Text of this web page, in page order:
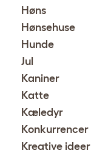
Høns
Hønsehuse
Hunde
Jul
Kaniner
Katte
Kæledyr
Konkurrencer
Kreative ideer